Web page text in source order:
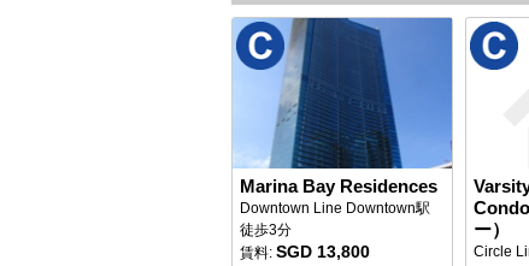
Marina Bay Residences
Downtown Line Downtown駅
徒歩3分
賃料: SGD 13,800
ー）
Circle